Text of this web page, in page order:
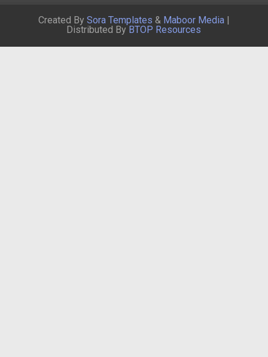
Created By Sora Templates & Maboor Media|
Distributed By BTOP Resources